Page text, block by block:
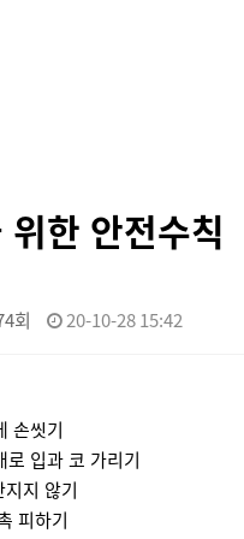
한 안전수칙
회 20-10-28 15:42
손씻기
로 입과 코 가리기
지지 않기
피하기